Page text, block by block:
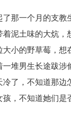
一个月的支教
泥土味的大炕
小的野草莓，想
堆男生长途跋
了，不知道那
，不知道她们是